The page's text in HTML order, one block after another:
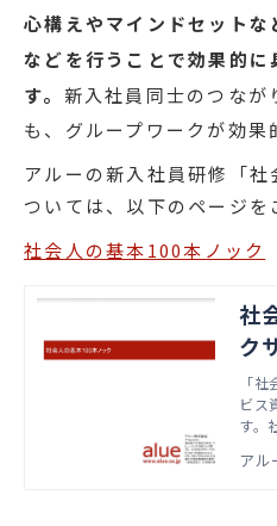
心構えやマインドセットな
などを行うことで効果的に
す。 新入社員同士のつなが
も、グループワークが効果
アルーの新入社員研修「
ついては、以下のページを
社会人の基本100本ノック
社
ク
ー
「
ビス
す。
アル